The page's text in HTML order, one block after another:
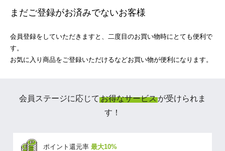
まだご登録がお済みでないお客様
会員登録をしていただきますと、二度目のお買い物時にとても便利で
す。
お気に入り商品をご登録いただけるなどお買い物が便利になります。
会員ステージに応じて お得なサービスが受けられま
す！
ポイント還元率 最大10%